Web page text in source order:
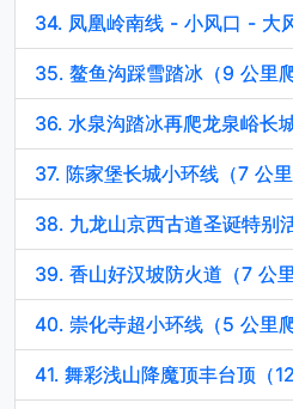
35. 鳌鱼沟踩雪踏冰（9 公里
36. 水泉沟踏冰再爬龙泉峪长
37. 陈家堡长城小环线（7 公
39. 香山好汉坡防火道（7 公
40. 崇化寺超小环线（5 公里
41. 舞彩浅山降魔顶丰台顶（